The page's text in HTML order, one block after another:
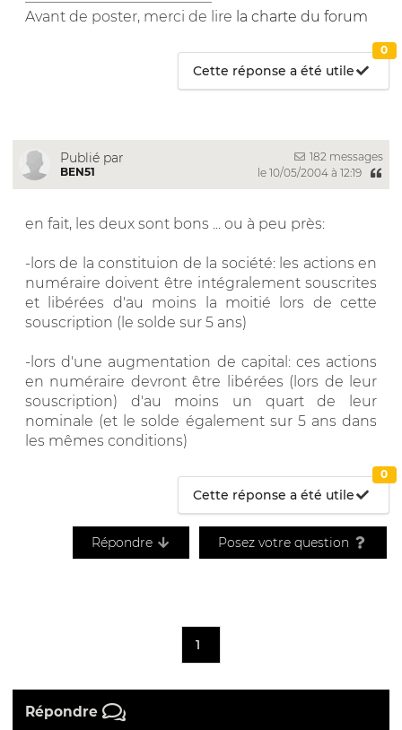
Avant de poster, merci de lire la charte du forum
Cette réponse a été utile
0
Publié par
BEN51
182 messages
le 10/05/2004 à 12:19
en fait, les deux sont bons ... ou à peu près:
-lors de la constituion de la société: les actions en
numéraire doivent être intégralement souscrites
et libérées d'au moins la moitié lors de cette
souscription (le solde sur 5 ans)
-lors d'une augmentation de capital: ces actions
en numéraire devront être libérées (lors de leur
souscription) d'au moins un quart de leur
nominale (et le solde également sur 5 ans dans
les mêmes conditions)
Cette réponse a été utile
0
Répondre Posez votre question
1
Répondre